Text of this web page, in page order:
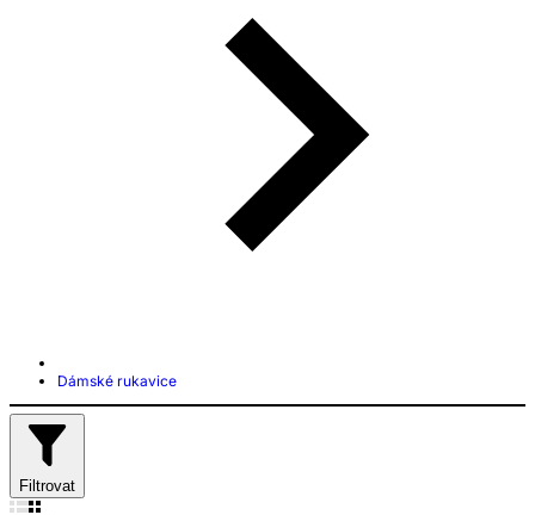
Dámské rukavice
Filtrovat